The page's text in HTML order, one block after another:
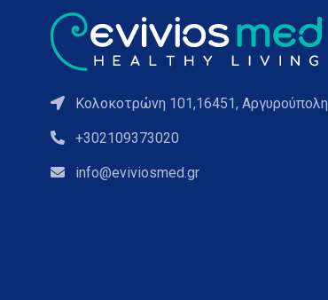
Κολοκοτρώνη 101,16451, Αργυρούπολη
+302109373020
info@eviviosmed.gr